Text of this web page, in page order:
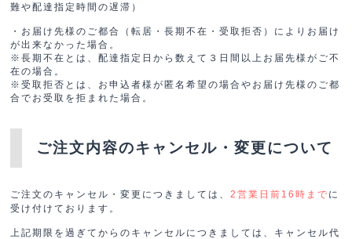
難や配達指定時間の遅滞）
・お届け先様のご都合（転居・長期不在・受取拒否）によりお届け
が出来なかった場合。
※長期不在とは、配達指定日から数えて３日間以上お届先様がご不
在の場合。
※受取拒否とは、お申込者様が匿名希望の場合やお届け先様のご都
合でお受取を拒まれた場合。
ご注文内容のキャンセル・変更について
ご注文のキャンセル・変更につきましては、2営業日前16時まで に
受け付けております。
上記期限を過ぎてからのキャンセルにつきましては、キャンセル代